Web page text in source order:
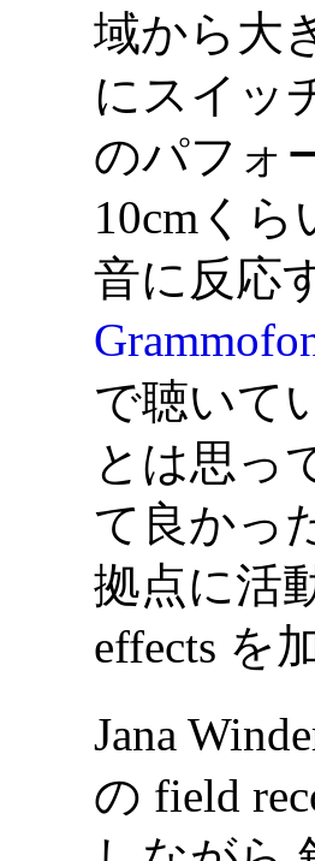
域から大
にスイッ
のパフォ
10cmく
音に反応
で聴いて
とは思っ
て良かっ
拠点に活
effects を
Jana
の field